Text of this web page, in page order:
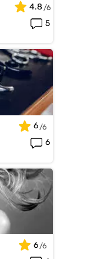
4.8
5
6
6
6